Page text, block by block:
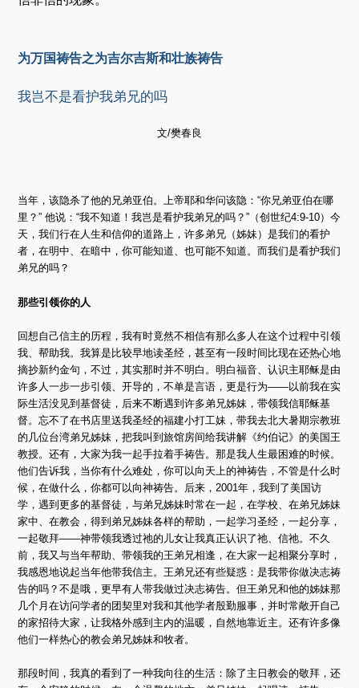
为万国祷告之为吉尔吉斯和壮族祷告
我岂不是看护我弟兄的吗
文/樊春良
当年，该隐杀了他的兄弟亚伯。上帝耶和华问该隐：“你兄弟亚伯在哪
里？” 他说：“我不知道！我岂是看护我弟兄的吗？”（创世纪4:9-10）今
天，我们行在人生和信仰的道路上，许多弟兄（姊妹）是我们的看护
者，在明中、在暗中，你可能知道、也可能不知道。而我们是看护我们
弟兄的吗？
那些引领你的人
回想自己信主的历程，我有时竟然不相信有那么多人在这个过程中引领
我、帮助我。我算是比较早地读圣经，甚至有一段时间比现在还热心地
摘抄新约金句，不过，其实那时并不明白。明白福音、认识主耶稣是由
许多人一步一步引领、开导的，不单是言语，更是行为——以前我在实
际生活没见到基督徒，后来不断遇到许多弟兄姊妹，带领我信耶稣基
督。忘不了在书店里送我圣经的福建小打工妹，带我去北大暑期宗教班
的几位台湾弟兄姊妹，把我叫到旅馆房间给我讲解《约伯记》的美国王
教授。还有，大家为我一起手拉着手祷告。那是我人生最困难的时候。
他们告诉我，当你有什么难处，你可以向天上的神祷告，不管是什么时
候，在做什么，你都可以向神祷告。后来，2001年，我到了美国访
学，遇到更多的基督徒，与弟兄姊妹时常在一起，在学校、在弟兄姊妹
家中、在教会，得到弟兄姊妹各样的帮助，一起学习圣经，一起分享，
一起敬拜——神带领我透过祂的儿女让我真正认识了祂、信祂。不久
前，我又与当年帮助、带领我的王弟兄相逢，在大家一起相聚分享时，
我感恩地说起当年他带我信主。王弟兄还有些疑惑：是我带你做决志祷
告的吗？不是哦，更早有人带我做过决志祷告。但王弟兄和他的姊妹那
几个月在访问学者的团契里对我和其他学者殷勤服事，并时常敞开自己
的家招待大家，让我格外感到主内的温暖，自然地靠近主。还有许多像
他们一样热心的教会弟兄姊妹和牧者。
那段时间，我真的看到了一种我向往的生活：除了主日教会的敬拜，还